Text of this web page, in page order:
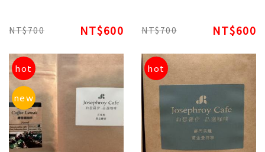
NT$700 NT$600 NT$700 NT$600
hot
new
hot